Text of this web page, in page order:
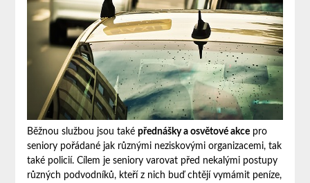
Běžnou službou jsou také přednášky a osvětové akcepro
seniory pořádané jak různými neziskovými organizacemi, tak
také policií. Cílem je seniory varovat před nekalými postupy
různých podvodníků, kteří z nich buď chtějí vymámit peníze,